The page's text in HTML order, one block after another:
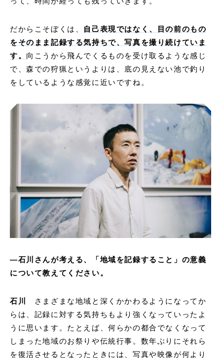
だからこそぼくは、 自己表現ではなく、目の前のもの
をそのまま記録する気持ちで、写真を撮り続けていま
す。 向こうから飛んでくるものを受け取るような感じ
で、森での狩猟というよりは、底の見えない池で釣り
をしているような感覚に近いですね。
―石川さんが考える、「地域を記録すること」の意義
について教えてください。
石川
さまざまな地域と深くかかわるようになってか
らは、記録に対する気持ちもより強くなっていったよ
うに思います。たとえば、何らかの都合でなくなって
しまった地域のお祭りや伝統行事。数年ぶりにそれら
を復活させるとなったときには、写真や映像が何より